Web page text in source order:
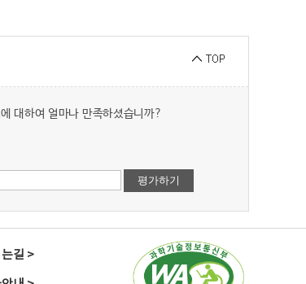
대하여 얼마나 만족하셨습니까?
길 >